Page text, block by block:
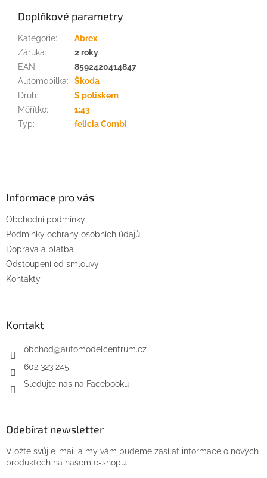
Doplňkové parametry
Kategorie:
Abrex
Záruka:
2 roky
EAN:
8592420414847
Automobilka:
Škoda
Druh:
S potiskem
Měřítko:
1:43
Typ: felicia Combi
Informace pro vás
Obchodní podmínky
Podmínky ochrany osobních údajů
Doprava a platba
Odstoupení od smlouvy
Kontakty
Kontakt
obchod@automodelcentrum.cz
602 323 245
Sledujte nás na Facebooku
Odebírat newsletter
Vložte svůj e-mail a my vám budeme zasílat informace o nových
produktech na našem e-shopu.